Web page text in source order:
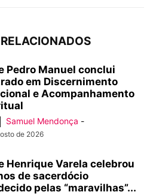
Pedro Manuel conclui
em Discernimento
e Acompanhamento
Samuel Mendonça -
de 2026
Henrique Varela celebrou
de sacerdócio
pelas “maravilhas”...